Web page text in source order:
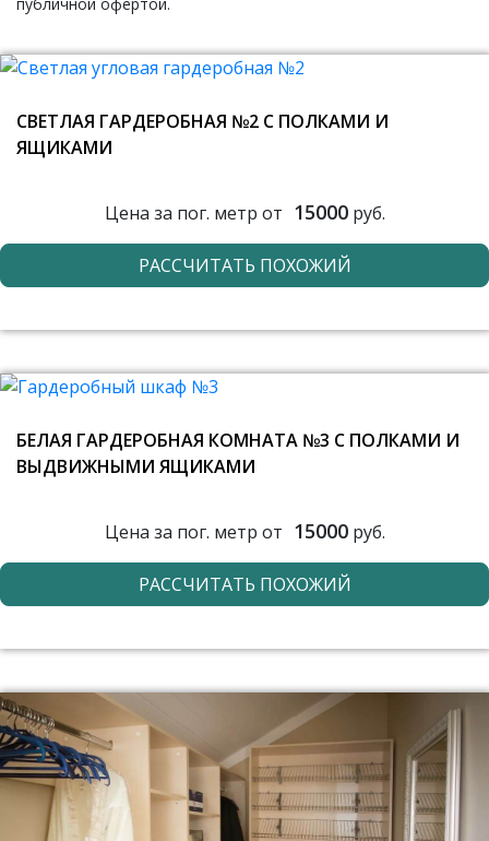
СВЕТЛАЯ ГАРДЕРОБНАЯ №2 С ПОЛКАМИ И
ЯЩИКАМИ
Цена за пог. метр от 15000руб.
РАССЧИТАТЬ ПОХОЖИЙ
БЕЛАЯ ГАРДЕРОБНАЯ КОМНАТА №3 С ПОЛКАМИ И
ВЫДВИЖНЫМИ ЯЩИКАМИ
Цена за пог. метр от 15000руб.
РАССЧИТАТЬ ПОХОЖИЙ